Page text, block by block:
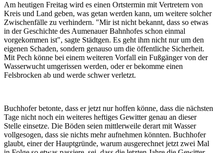
Am heutigen Freitag wird es einen Ortstermin mit Vertretern von
Kreis und Land geben, was getan werden kann, um weitere solcher
Zwischenfälle zu verhindern. "Mir ist nicht bekannt, dass so etwas
in der Geschichte des Aumenauer Bahnhofes schon einmal
vorgekommen ist", sagte Städtgen. Es geht ihm nicht nur um den
eigenen Schaden, sondern genauso um die öffentliche Sicherheit.
Mit Pech könne bei einem weiteren Vorfall ein Fußgänger von der
Wasserwucht umgerissen werden, oder er bekomme einen
Felsbrocken ab und werde schwer verletzt.
Buchhofer betonte, dass er jetzt nur hoffen könne, dass die nächsten
Tage nicht noch ein weiteres heftiges Gewitter genau an dieser
Stelle einsetze. Die Böden seien mittlerweile derart mit Wasser
vollgesogen, dass sie nichts mehr aufnehmen könnten. Buchhofer
glaubt, einer der Hauptgründe, warum ausgerechnet jetzt zwei Mal